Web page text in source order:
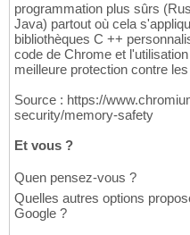
programmation plus sûrs
Java) partout où cela
bibliothèques C ++
code de Chrome et
meilleure protection contre
Source : https://
security/memory-safety
Et vous ?
Quen pensez-vous ?
Quelles autres options
Google ?